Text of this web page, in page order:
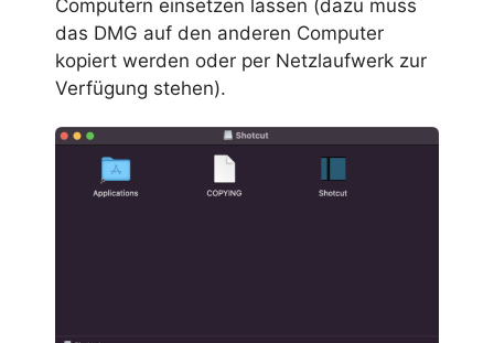
Computern einsetzen lassen (dazu muss
das DMG auf den anderen Computer
kopiert werden oder per Netzlaufwerk zur
Verfügung stehen).